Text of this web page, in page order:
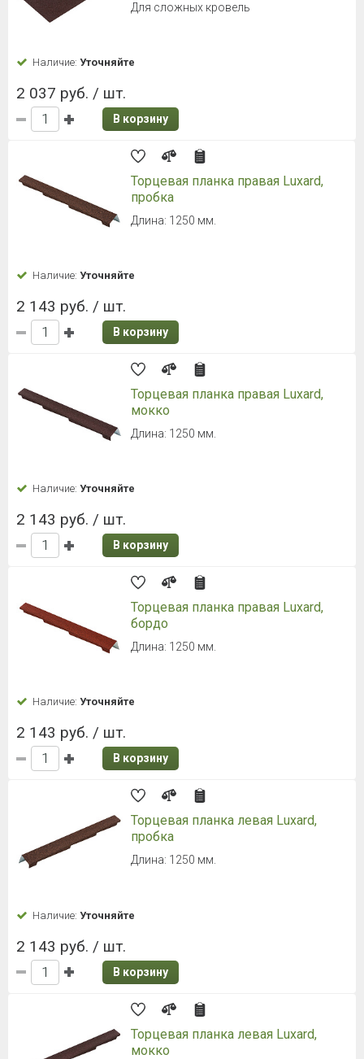
Для сложных кровель
Наличие: Уточняйте
2 037 руб. / шт.
В корзину
Торцевая планка правая Luxard,
пробка
Длина: 1250 мм.
Наличие: Уточняйте
2 143 руб. / шт.
В корзину
Торцевая планка правая Luxard,
мокко
Длина: 1250 мм.
Наличие: Уточняйте
2 143 руб. / шт.
В корзину
Торцевая планка правая Luxard,
бордо
Длина: 1250 мм.
Наличие: Уточняйте
2 143 руб. / шт.
В корзину
Торцевая планка левая Luxard,
пробка
Длина: 1250 мм.
Наличие: Уточняйте
2 143 руб. / шт.
В корзину
Торцевая планка левая Luxard,
мокко